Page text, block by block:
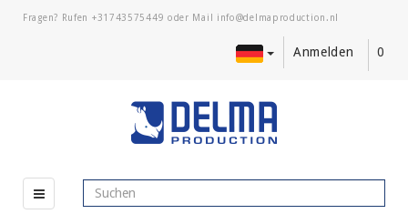
Fragen? Rufen +31743575449 oder Mail
Anmelden 0